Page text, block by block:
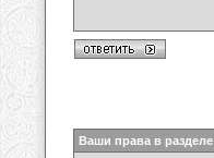
Ваши права в разделе